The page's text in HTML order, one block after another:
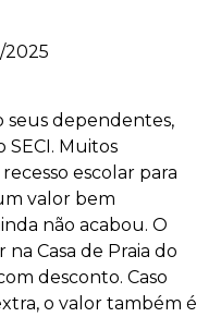
2025
seus dependentes,
SECI. Muitos
escolar para
valor bem
não acabou. O
Casa de Praia do
desconto. Caso
o valor também é